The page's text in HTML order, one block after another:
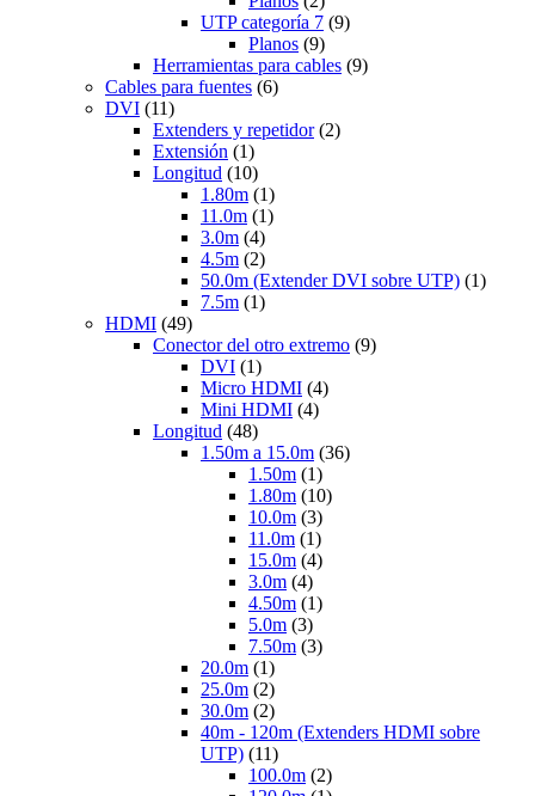
UTP categoría 7 (9)
Planos (9)
Herramientas para cables (9)
Cables para fuentes (6)
DVI (11)
Extenders y repetidor (2)
Extensión (1)
Longitud (10)
1.80m (1)
11.0m (1)
3.0m (4)
4.5m (2)
50.0m (Extender DVI sobre UTP) (1)
7.5m (1)
HDMI (49)
Conector del otro extremo (9)
DVI (1)
Micro HDMI (4)
Mini HDMI (4)
Longitud (48)
1.50m a 15.0m (36)
1.50m (1)
1.80m (10)
10.0m (3)
11.0m (1)
15.0m (4)
3.0m (4)
4.50m (1)
5.0m (3)
7.50m (3)
20.0m (1)
25.0m (2)
30.0m (2)
40m - 120m (Extenders HDMI sobre
UTP) (11)
100.0m (2)